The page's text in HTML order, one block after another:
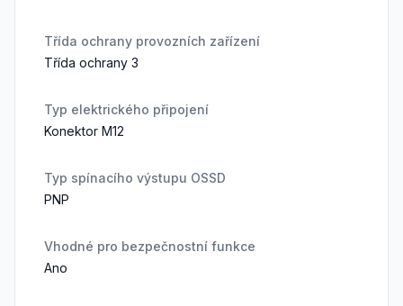
Třída ochrany provozních zařízení
Třída ochrany 3
Typ elektrického připojení
Konektor M12
Typ spínacího výstupu OSSD
PNP
Vhodné pro bezpečnostní funkce
Ano